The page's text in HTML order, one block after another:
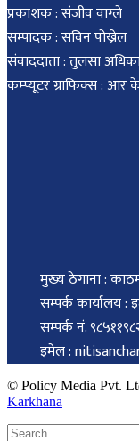
प्रकाशक : संजीव वाग्ले
सम्पादक : सविन पोख्रेल
संवाददाता : तुलसा
कम्प्यूटर ग्राफिक्स : आर
मुख्य ठेगाना :
सम्पर्क कार्यालय :
सम्पर्क नं.
इमेल :
© Policy Media Pvt.
Karkhana